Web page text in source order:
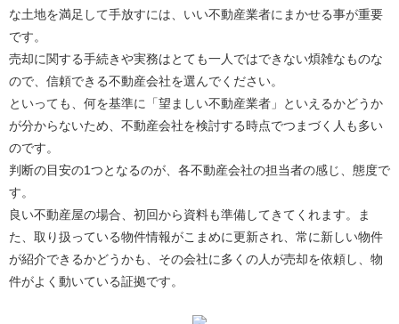
な土地を満足して手放すには、いい不動産業者にまかせる事が重要
です。
売却に関する手続きや実務はとても一人ではできない煩雑なものな
ので、信頼できる不動産会社を選んでください。
といっても、何を基準に「望ましい不動産業者」といえるかどうか
が分からないため、不動産会社を検討する時点でつまづく人も多い
のです。
判断の目安の1つとなるのが、各不動産会社の担当者の感じ、態度で
す。
良い不動産屋の場合、初回から資料も準備してきてくれます。ま
た、取り扱っている物件情報がこまめに更新され、常に新しい物件
が紹介できるかどうかも、その会社に多くの人が売却を依頼し、物
件がよく動いている証拠です。